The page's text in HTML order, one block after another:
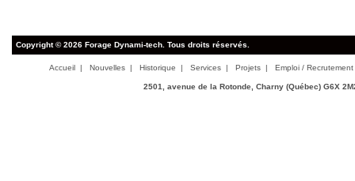
Copyright © 2026 Forage Dynami-tech. Tous droits réservés.
Accueil | Nouvelles | Historique | Services | Projets | Emploi / Recrutement
2501, avenue de la Rotonde, Charny (Québec) G6X